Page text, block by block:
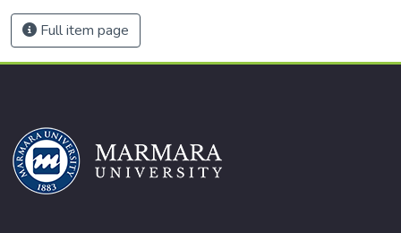
Full item page